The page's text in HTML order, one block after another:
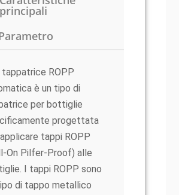
principali
tappatrice ROPP
è un tipo di
per bottiglie
progettata
tappi ROPP
On Pilfer-Proof) alle
I tappi ROPP sono
di tappo metallico